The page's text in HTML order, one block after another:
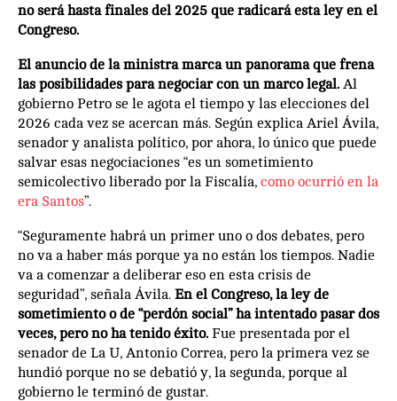
no será hasta finales del 2025 que radicará esta ley en el
Congreso.
El anuncio de la ministra marca un panorama que frena
las posibilidades para negociar con un marco legal. Al
gobierno Petro se le agota el tiempo y las elecciones del
2026 cada vez se acercan más. Según explica Ariel Ávila,
senador y analista político, por ahora, lo único que puede
salvar esas negociaciones “es un sometimiento
semicolectivo liberado por la Fiscalía, como ocurrió en la
era Santos”.
“Seguramente habrá un primer uno o dos debates, pero
no va a haber más porque ya no están los tiempos. Nadie
va a comenzar a deliberar eso en esta crisis de
seguridad”, señala Ávila. En el Congreso, la ley de
sometimiento o de “perdón social” ha intentado pasar dos
veces, pero no ha tenido éxito. Fue presentada por el
senador de La U, Antonio Correa, pero la primera vez se
hundió porque no se debatió y, la segunda, porque al
gobierno le terminó de gustar.